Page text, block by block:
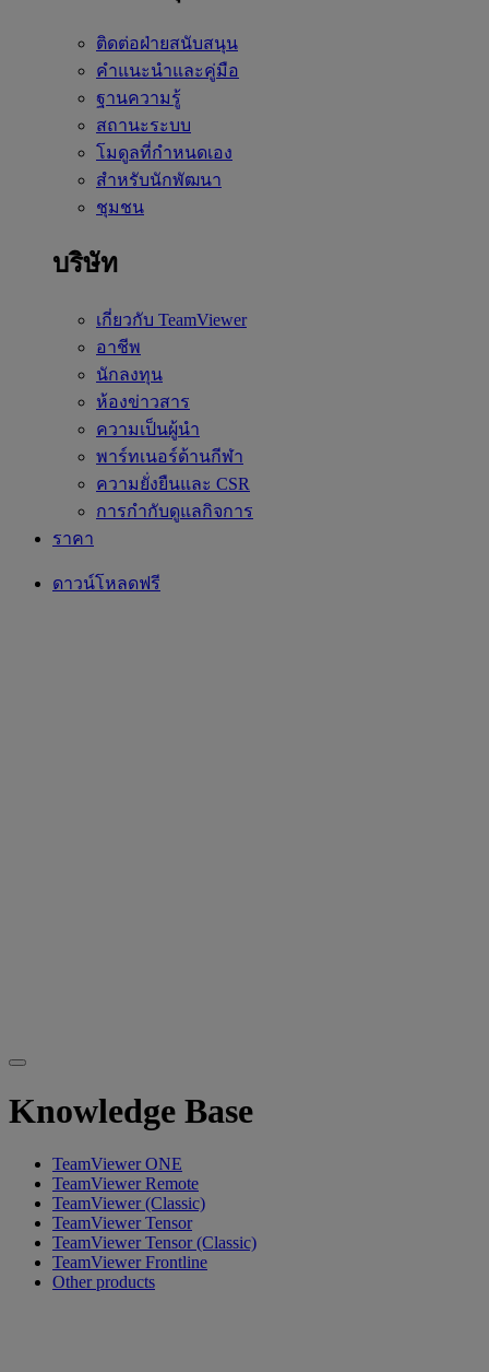
ติดต่อฝ่ายสนับสนุน
คำแนะนำและคู่มือ
ฐานความรู้
สถานะระบบ
โมดูลที่กำหนดเอง
สำหรับนักพัฒนา
ชุมชน
บริษัท
เกี่ยวกับ TeamViewer
อาชีพ
นักลงทุน
ห้องข่าวสาร
ความเป็นผู้นำ
พาร์ทเนอร์ด้านกีฬา
ความยั่งยืนและ CSR
การกำกับดูแลกิจการ
ราคา
ดาวน์โหลดฟรี
Knowledge Base
TeamViewer ONE
TeamViewer Remote
TeamViewer (Classic)
TeamViewer Tensor
TeamViewer Tensor (Classic)
TeamViewer Frontline
Other products